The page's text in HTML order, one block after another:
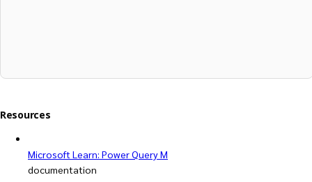
Resources
Microsoft Learn: Power Query M
documentation